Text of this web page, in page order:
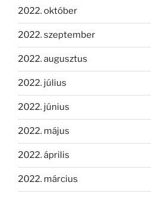
2022. október
2022. szeptember
2022. augusztus
2022. július
2022. június
2022. május
2022. április
2022. március